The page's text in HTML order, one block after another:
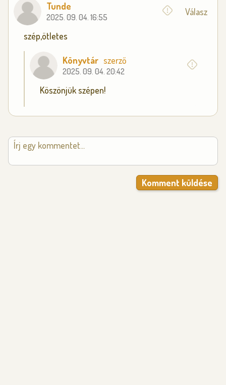
Tunde
2025. 09. 04. 16:55 Válasz
szép,ötletes
Könyvtár szerző
2025. 09. 04. 20:42
Köszönjük szépen!
Komment küldése